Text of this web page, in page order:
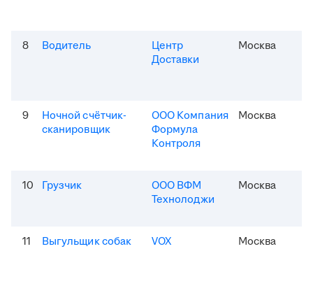
8 Водитель
Центр
Доставки
Москва
9
Ночной счётчик-
сканировщик
ООО Компания
Формула
Контроля
Москва
10 Грузчик
ООО ВФМ
Технолоджи
Москва
11 Выгульщик собак VOX Москва